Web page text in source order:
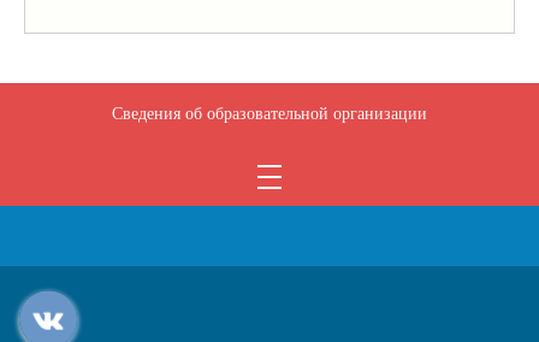
Сведения об образовательной организации